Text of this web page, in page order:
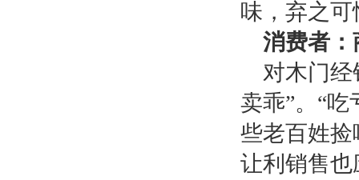
味，弃之可
消费者：
对木门
卖乖”。“
些老百姓
让利销售也